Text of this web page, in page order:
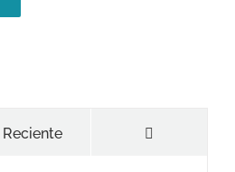
Reciente